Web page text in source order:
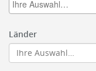
Länder